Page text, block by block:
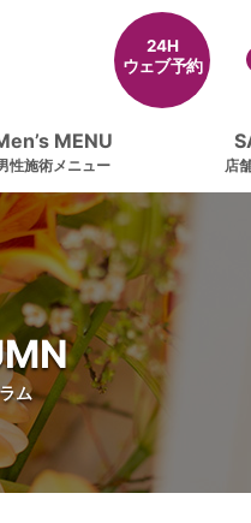
MENU
性施術メニュー 店
24H
ウェブ予約
ム